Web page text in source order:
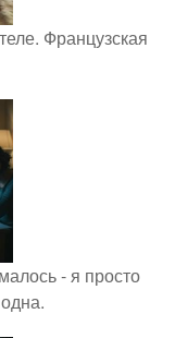
Французская
- я просто